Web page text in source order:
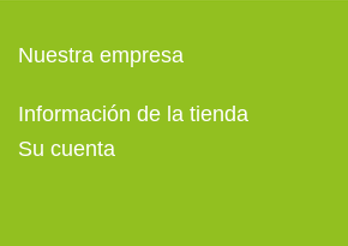
Nuestra empresa
Información de la tienda
Su cuenta